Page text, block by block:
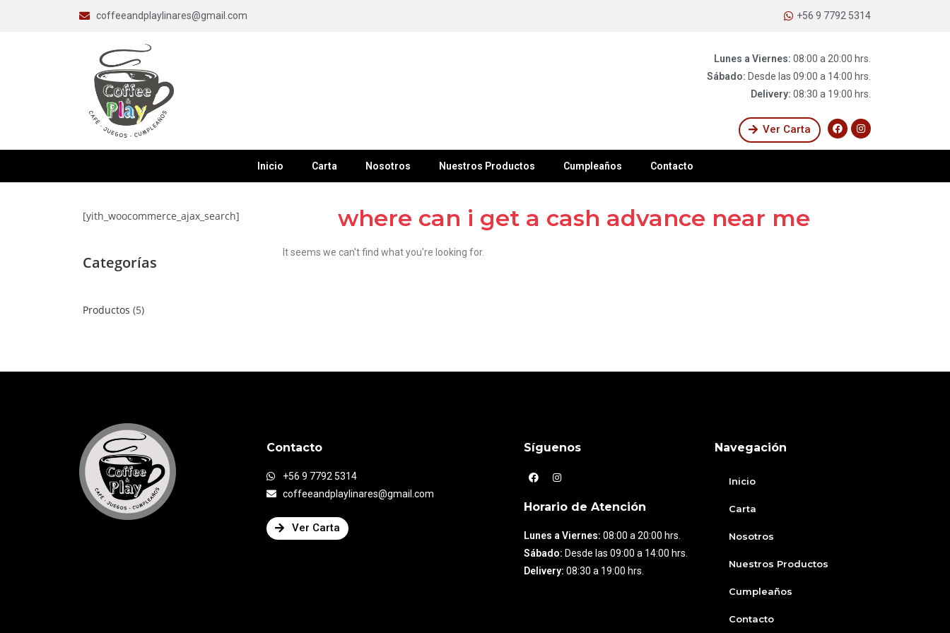
coffeeandplaylinares@gmail.com +56 9 7792 5314
Lunes a Viernes: 08:00 a 20:00 hrs.
Sábado: Desde las 09:00 a 14:00 hrs.
Delivery: 08:30 a 19:00 hrs.
Ver Carta
Inicio Carta Nosotros Nuestros Productos Cumpleaños Contacto
[yith_woocommerce_ajax_search]
Categorías
Productos 5
where can i get a cash advance near me
It seems we can't find what you're looking for.
Contacto
+56 9 7792 5314
coffeeandplaylinares@gmail.com
Ver Carta
Síguenos
Horario de Atención
Lunes a Viernes: 08:00 a 20:00 hrs.
Sábado: Desde las 09:00 a 14:00 hrs.
Delivery: 08:30 a 19:00 hrs.
Navegación
Inicio
Carta
Nosotros
Nuestros Productos
Cumpleaños
Contacto